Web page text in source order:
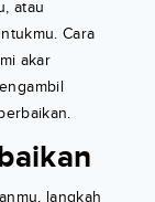
atau
Cara
akar
langkah